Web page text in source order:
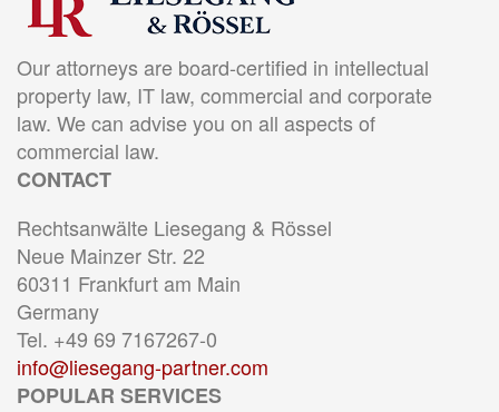
Our attorneys are board-certified in intellectual
property law, IT law, commercial and corporate
law. We can advise you on all aspects of
commercial law.
CONTACT
Rechtsanwälte Liesegang & Rössel
Neue Mainzer Str. 22
60311 Frankfurt am Main
Germany
Tel. +49 69 7167267-0
info@liesegang-partner.com
POPULAR SERVICES